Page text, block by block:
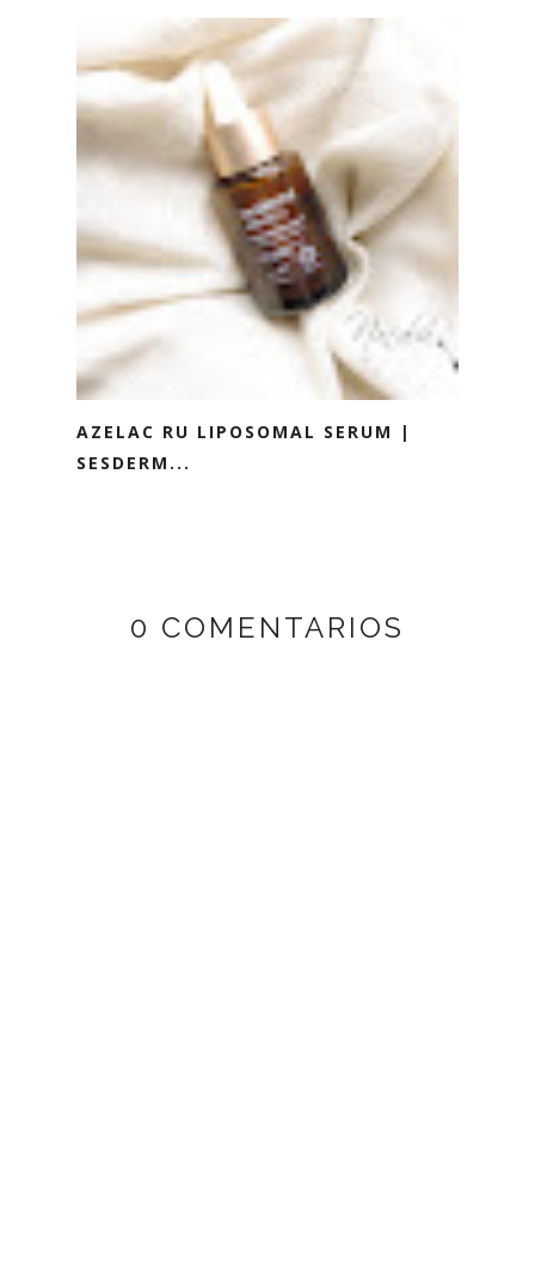
AZELAC RU LIPOSOMAL SERUM |
SESDERM...
0 COMENTARIOS